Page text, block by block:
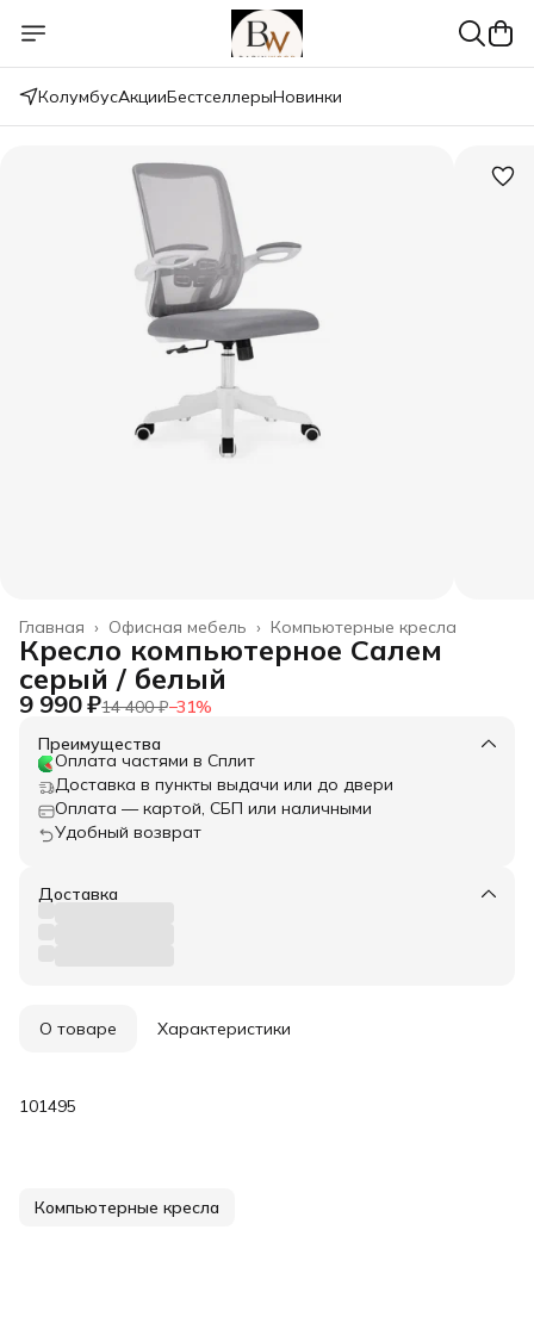
КолумбусАкцииБестселлерыНовинки
Компьютерные кресла
Офисная мебель ›
Главная ›
Кресло компьютерное Салем
серый / белый
9 990 ₽14 400 ₽−31%
Преимущества
Оплата частями в Сплит
Доставка в пункты выдачи или до двери
Оплата — картой, СБП или наличными
Удобный возврат
Доставка
О товаре Характеристики
101495
Компьютерные кресла